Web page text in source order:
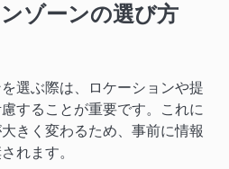
ゾーンの選び方
選ぶ際は、ロケーションや提
することが重要です。これに
きく変わるため、事前に情報
れます。